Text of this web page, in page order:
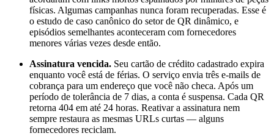
físicas. Algumas campanhas nunca foram recuperadas. Esse é
o estudo de caso canônico do setor de QR dinâmico, e
episódios semelhantes aconteceram com fornecedores
menores várias vezes desde então.
Assinatura vencida. Seu cartão de crédito cadastrado expira
enquanto você está de férias. O serviço envia três e-mails de
cobrança para um endereço que você não checa. Após um
período de tolerância de 7 dias, a conta é suspensa. Cada QR
retorna 404 em até 24 horas. Reativar a assinatura nem
sempre restaura as mesmas URLs curtas — alguns
fornecedores reciclam.